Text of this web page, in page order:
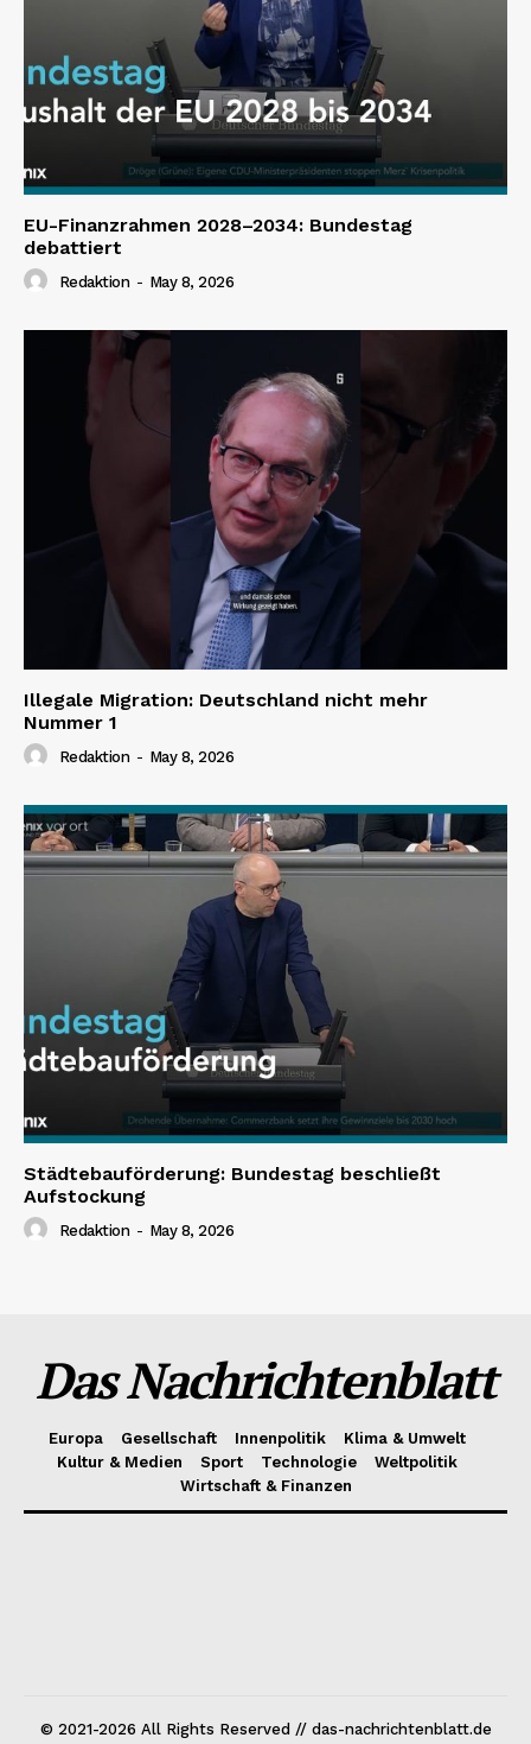
EU-Finanzrahmen 2028–2034: Bundestag
debattiert
Redaktion - May 8, 2026
Illegale Migration: Deutschland nicht mehr
Nummer 1
Redaktion - May 8, 2026
Städtebauförderung: Bundestag beschließt
Aufstockung
Redaktion - May 8, 2026
Das Nachrichtenblatt
Europa Gesellschaft Innenpolitik
Klima & Umwelt
Kultur & Medien
Sport Technologie
Weltpolitik
Wirtschaft & Finanzen
© 2021-2026 All Rights Reserved // das-nachrichtenblatt.de